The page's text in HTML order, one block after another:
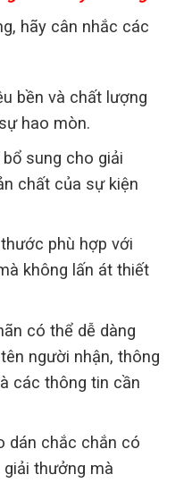
hãy cân nhắc các
bền và chất lượng
hao mòn.
sung cho giải
chất của sự kiện
phù hợp với
không lấn át thiết
có thể dễ dàng
người nhận, thông
các thông tin cần
dán chắc chắn có
thưởng mà